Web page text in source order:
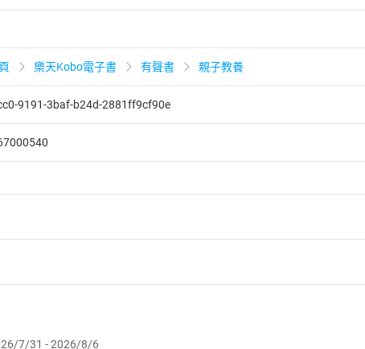
四年成立，主要進行傳說故事考察、文獻整理、小說寫作、
史、民俗、文化等元素，使大眾對土地的情感重新復甦，讓城
樂天Kobo電子書 有聲書 親子教養
9191-3baf-b24d-2881ff9cf90e
條第1項後段暨通訊交易解除權合理例外情事適用準則第2條第5
7/31 - 2026/8/6